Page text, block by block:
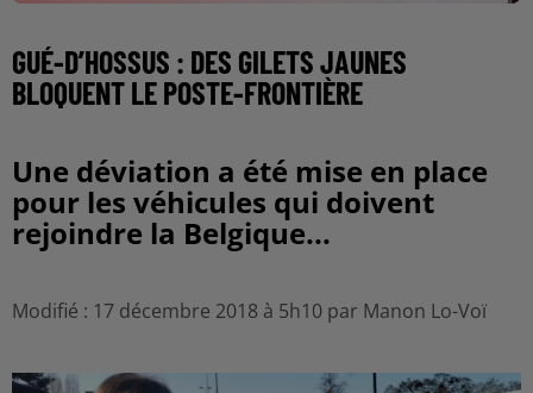
GUÉ-D’HOSSUS : DES GILETS JAUNES
BLOQUENT LE POSTE-FRONTIÈRE
Une déviation a été mise en place
pour les véhicules qui doivent
rejoindre la Belgique...
Modifié : 17 décembre 2018 à 5h10 par Manon Lo-Voï